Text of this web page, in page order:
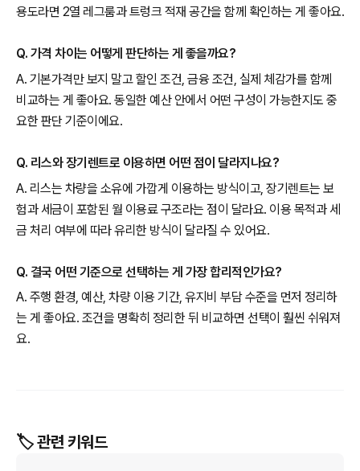
용도라면 2열 레그룸과 트렁크 적재 공간을 함께 확인하는 게 좋아요.
Q. 가격 차이는 어떻게 판단하는 게 좋을까요?
A. 기본가격만 보지 말고 할인 조건, 금융 조건, 실제 체감가를 함께
비교하는 게 좋아요. 동일한 예산 안에서 어떤 구성이 가능한지도 중
요한 판단 기준이에요.
Q. 리스와 장기렌트로 이용하면 어떤 점이 달라지나요?
A. 리스는 차량을 소유에 가깝게 이용하는 방식이고, 장기렌트는 보
험과 세금이 포함된 월 이용료 구조라는 점이 달라요. 이용 목적과 세
금 처리 여부에 따라 유리한 방식이 달라질 수 있어요.
Q. 결국 어떤 기준으로 선택하는 게 가장 합리적인가요?
A. 주행 환경, 예산, 차량 이용 기간, 유지비 부담 수준을 먼저 정리하
는 게 좋아요. 조건을 명확히 정리한 뒤 비교하면 선택이 훨씬 쉬워져
요.
🏷️ 관련 키워드